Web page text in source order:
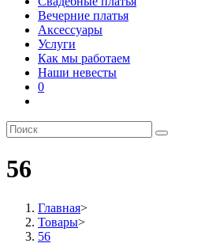
Вечерние платья
Аксессуары
Услуги
Как мы работаем
Наши невесты
0
по
56
Главная>
Товары>
56